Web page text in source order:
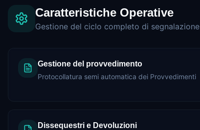
Caratteristiche Operative
Gestione del ciclo completo di segnalazione
Gestione del provvedimento
Protocollatura semi automatica dei Provvedimenti
Dissequestri e Devoluzioni